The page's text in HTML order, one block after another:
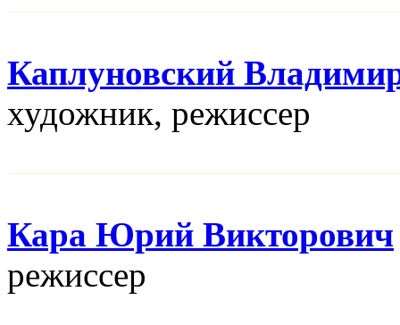
Каплуновский
художник, режисcер
Кара Юрий Викторович
режисcер